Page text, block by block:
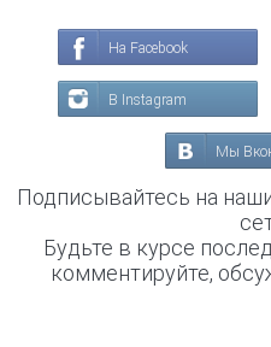
На Facebook
В Instagram
Мы
Подписывайтесь на
Будьте в курсе
комментируйте,